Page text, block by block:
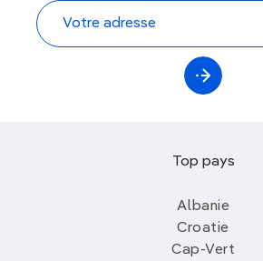
Top pays
Albanie
Croatie
Cap-Vert